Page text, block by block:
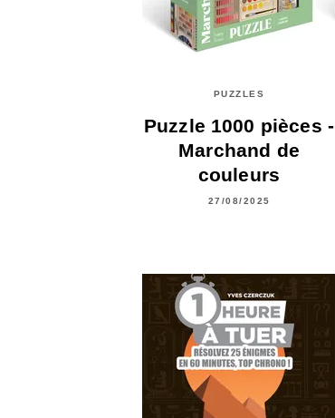
PUZZLES
Puzzle 1000 pièces -
Marchand de
couleurs
27/08/2025